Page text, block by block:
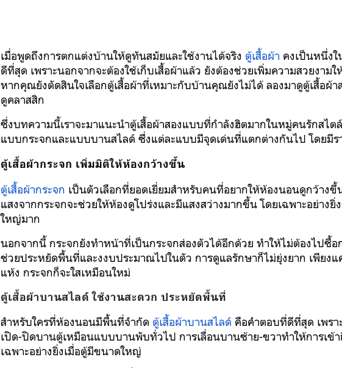
เมื่อพูดถึงการตกแต่งบ้านให้ดูทันสมัยและใช้งานได้จริง ตู้เสื้อผ้า คงเป็นหนึ่งใ
ดีที่สุด เพราะนอกจากจะต้องใช้เก็บเสื้อผ้าแล้ว ยังต้องช่วยเพิ่มความสวยงาม
หากคุณยังตัดสินใจเลือกตู้เสื้อผ้าที่เหมาะกับบ้านคุณยังไม่ได้ ลองมาดูตู้เสื้อผ้า
ดูคลาสสิก
ซึ่งบทความนี้เราจะมาแนะนำตู้เสื้อผ้าสองแบบที่กำลังฮิตมากในหมู่คนรักสไต
แบบกระจกและแบบบานสไลด์ ซึ่งแต่ละแบบมีจุดเด่นที่แตกต่างกันไป โดยมีร
ตู้เสื้อผ้ากระจก เพิ่มมิติให้ห้องกว้างขึ้น
ตู้เสื้อผ้ากระจก เป็นตัวเลือกที่ยอดเยี่ยมสำหรับคนที่อยากให้ห้องนอนดูกว้างขึ้
แสงจากกระจกจะช่วยให้ห้องดูโปร่งและมีแสงสว่างมากขึ้น โดยเฉพาะอย่าง
ใหญ่มาก
นอกจากนี้ กระจกยังทำหน้าที่เป็นกระจกส่องตัวได้อีกด้วย ทำให้ไม่ต้องไปซื้อ
ช่วยประหยัดพื้นที่และงงบประมาณไปในตัว การดูแลรักษาก็ไม่ยุ่งยาก เพียงแ
แห้ง กระจกก็จะใสเหมือนใหม่
ตู้เสื้อผ้าบานสไลด์ ใช้งานสะดวก ประหยัดพื้นที่
สำหรับใครที่ห้องนอนมีพื้นที่จำกัด ตู้เสื้อผ้าบานสไลด์ คือคำตอบที่ดีที่สุด เพรา
เปิด-ปิดบานตู้เหมือนแบบบานพับทั่วไป การเลื่อนบานซ้าย-ขวาทำให้การเข้า
เฉพาะอย่างยิ่งเมื่อตู้มีขนาดใหญ่